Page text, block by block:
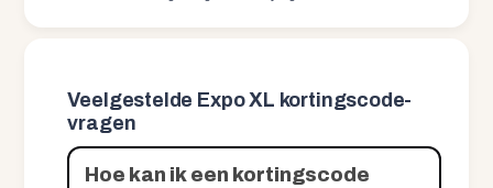
Veelgestelde Expo XL kortingscode-
vragen
Hoe kan ik een kortingscode